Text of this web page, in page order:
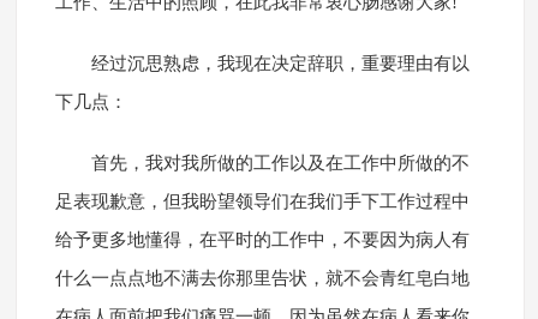
经过沉思熟虑，我现在决定辞职，重要理由有以
下几点：
首先，我对我所做的工作以及在工作中所做的不
足表现歉意，但我盼望领导们在我们手下工作过程中
给予更多地懂得，在平时的工作中，不要因为病人有
什么一点点地不满去你那里告状，就不会青红皂白地